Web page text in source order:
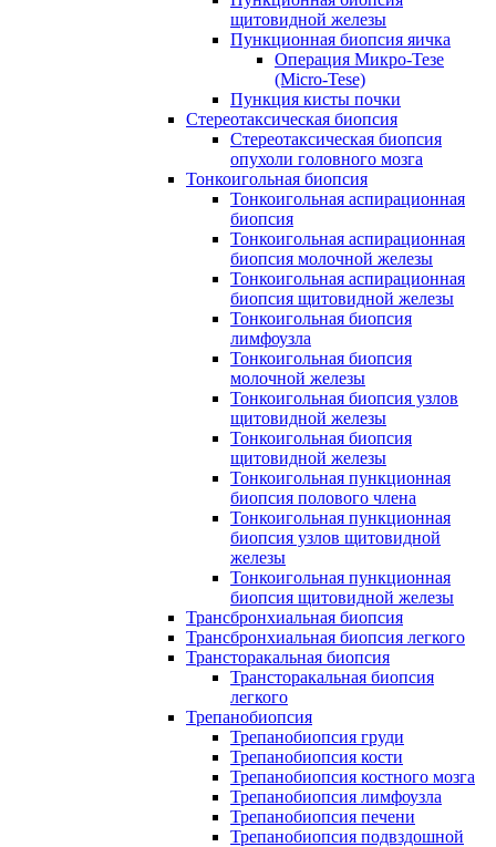
щитовидной железы
Пункционная биопсия яичка
Операция Микро-Тезе
(Micro-Tese)
Пункция кисты почки
Стереотаксическая биопсия
Стереотаксическая биопсия
опухоли головного мозга
Тонкоигольная биопсия
Тонкоигольная аспирационная
биопсия
Тонкоигольная аспирационная
биопсия молочной железы
Тонкоигольная аспирационная
биопсия щитовидной железы
Тонкоигольная биопсия
лимфоузла
Тонкоигольная биопсия
молочной железы
Тонкоигольная биопсия узлов
щитовидной железы
Тонкоигольная биопсия
щитовидной железы
Тонкоигольная пункционная
биопсия полового члена
Тонкоигольная пункционная
биопсия узлов щитовидной
железы
Тонкоигольная пункционная
биопсия щитовидной железы
Трансбронхиальная биопсия
Трансбронхиальная биопсия легкого
Трансторакальная биопсия
Трансторакальная биопсия
легкого
Трепанобиопсия
Трепанобиопсия груди
Трепанобиопсия кости
Трепанобиопсия костного мозга
Трепанобиопсия лимфоузла
Трепанобиопсия печени
Трепанобиопсия подвздошной